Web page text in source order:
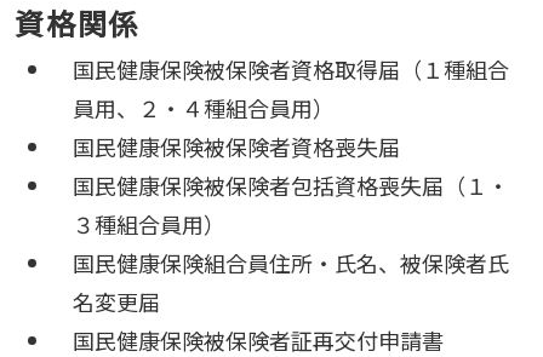
資格関係
国民健康保険被保険者資格取得届（１種組合
員用、２・４種組合員用）
国民健康保険被保険者資格喪失届
国民健康保険被保険者包括資格喪失届（１・
３種組合員用）
国民健康保険組合員住所・氏名、被保険者氏
名変更届
国民健康保険被保険者証再交付申請書